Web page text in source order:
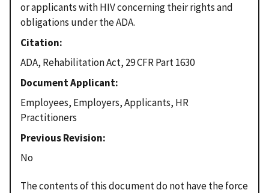
or applicants with HIV concerning their rights and
obligations under the ADA.
Citation
ADA, Rehabilitation Act, 29 CFR Part 1630
Document Applicant
Employees, Employers, Applicants, HR
Practitioners
Previous Revision
No
The contents of this document do not have the force